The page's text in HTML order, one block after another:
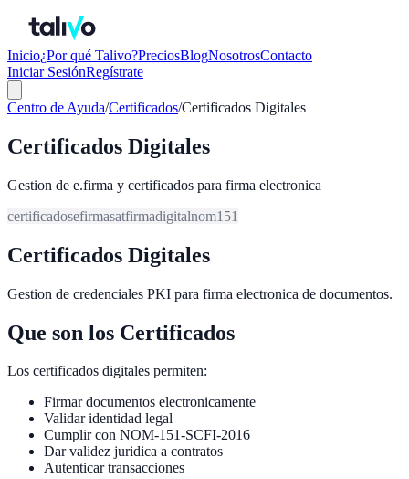
Inicio¿Por qué Talivo?PreciosBlogNosotrosContacto
Iniciar SesiónRegístrate
Centro de Ayuda/Certificados/Certificados Digitales
Certificados Digitales
Gestion de e.firma y certificados para firma electronica
certificadosefirmasatfirmadigitalnom151
Certificados Digitales
Gestion de credenciales PKI para firma electronica de documentos.
Que son los Certificados
Los certificados digitales permiten:
Firmar documentos electronicamente
Validar identidad legal
Cumplir con NOM-151-SCFI-2016
Dar validez juridica a contratos
Autenticar transacciones